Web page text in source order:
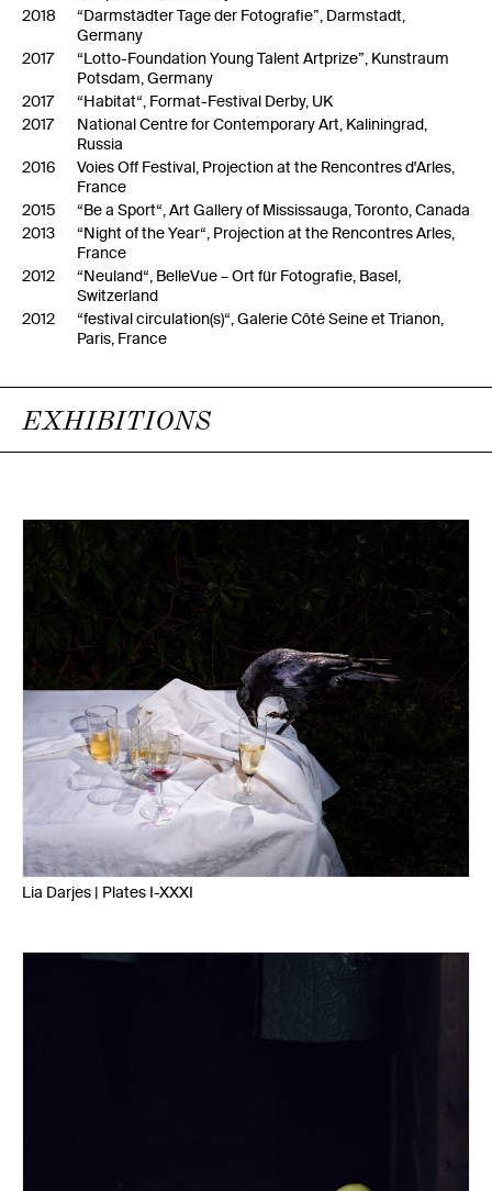
2018
“Darmstädter Tage der Fotografie”, Darmstadt,
Germany
2017
“Lotto-Foundation Young Talent Artprize”, Kunstraum
Potsdam, Germany
2017
“Habitat“, Format-Festival Derby, UK
2017
National Centre for Contemporary Art, Kaliningrad,
Russia
2016
Voies Off Festival, Projection at the Rencontres d'Arles,
France
2015
“Be a Sport“, Art Gallery of Mississauga, Toronto, Canada
2013
“Night of the Year“, Projection at the Rencontres Arles,
France
2012
“Neuland“, BelleVue – Ort für Fotografie, Basel,
Switzerland
2012
“festival circulation(s)“, Galerie Côté Seine et Trianon,
Paris, France
EXHIBITIONS
Lia Darjes | Plates I-XXXI